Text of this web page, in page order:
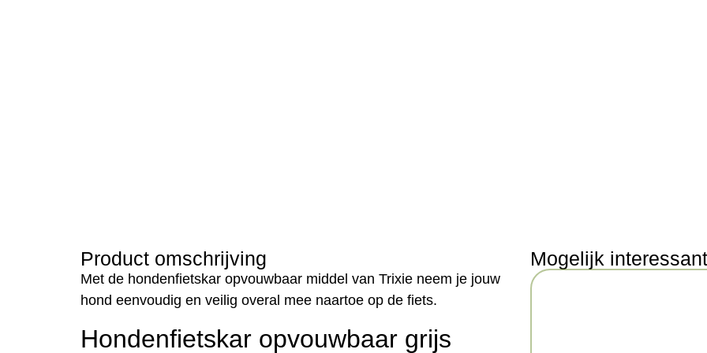
Product omschrijving
Met de hondenfietskar opvouwbaar middel van Trixie neem je jouw
hond eenvoudig en veilig overal mee naartoe op de fiets.
Hondenfietskar opvouwbaar grijs
Mogelijk interessant